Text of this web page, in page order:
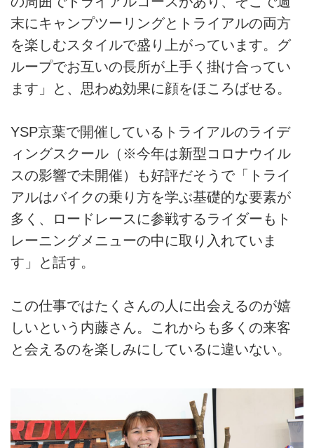
末にキャンプツーリングとトライアルの両方
を楽しむスタイルで盛り上がっています。グ
ループでお互いの長所が上手く掛け合ってい
ます」と、思わぬ効果に顔をほころばせる。
YSP京葉で開催しているトライアルのライデ
ィングスクール（※今年は新型コロナウイル
スの影響で未開催）も好評だそうで「トライ
アルはバイクの乗り方を学ぶ基礎的な要素が
多く、ロードレースに参戦するライダーもト
レーニングメニューの中に取り入れていま
す」と話す。
この仕事ではたくさんの人に出会えるのが嬉
しいという内藤さん。これからも多くの来客
と会えるのを楽しみにしているに違いない。